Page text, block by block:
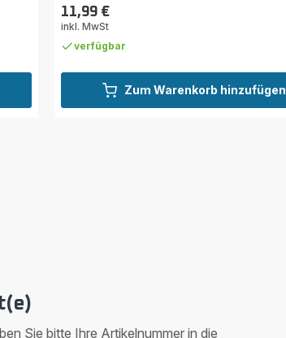
Zum Warenkorb hinzufügen
Preis
11,99 €
inkl. MwSt
verfügbar
Sie bitte Ihre Artikelnummer in die